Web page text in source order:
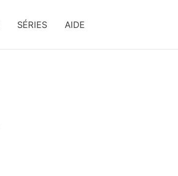
SÉRIES AIDE